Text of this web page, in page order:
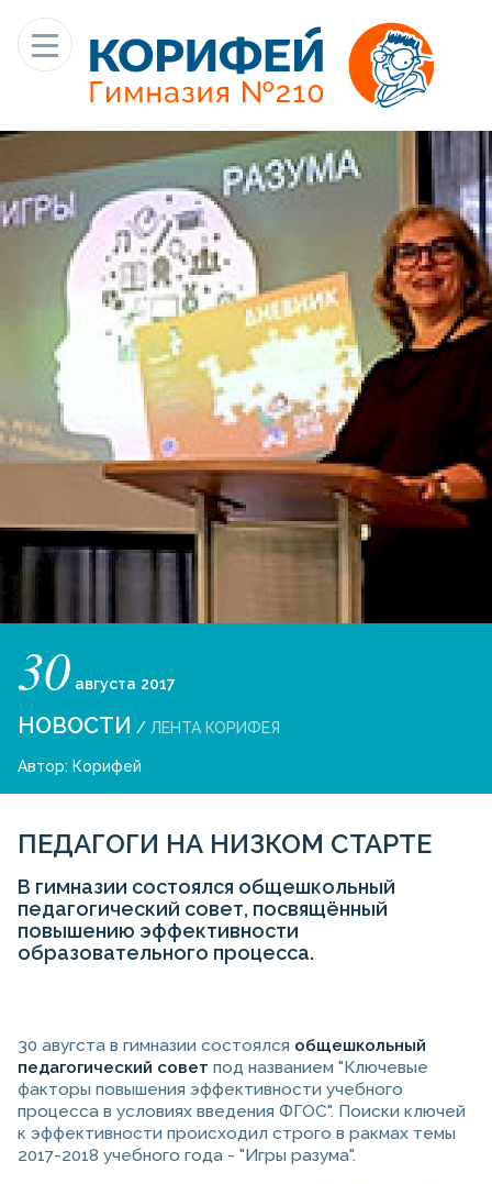
30 августа 2017
НОВОСТИ / ЛЕНТА КОРИФЕЯ
Автор: Корифей
ПЕДАГОГИ НА НИЗКОМ СТАРТЕ
В гимназии состоялся общешкольный
педагогический совет, посвящённый
повышению эффективности
образовательного процесса.
30 авугста в гимназии состоялся общешкольный
педагогический совет под названием "Ключевые
факторы повышения эффективности учебного
процесса в условиях введения ФГОС". Поиски ключей
к эффективности происходил строго в ракмах темы
2017-2018 учебного года - "Игры разума".